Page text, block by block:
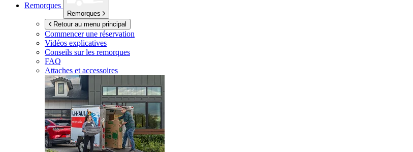
Remorques
Remorques
Retour au menu principal
Commencer une réservation
Vidéos explicatives
Conseils sur les remorques
FAQ
Attaches et accessoires